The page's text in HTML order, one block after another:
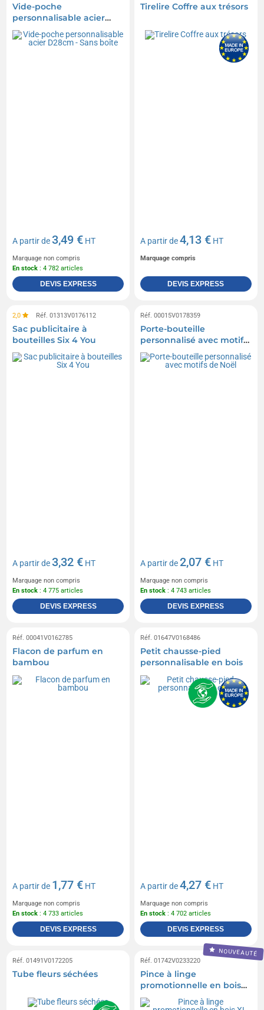
Vide-poche
personnalisable acier
D28cm - Sans boîte
A partir de3,49 € HT
Marquage non compris
En stock : 4 782 articles
DEVIS EXPRESS
Tirelire Coffre aux trésors
A partir de4,13 € HT
Marquage compris
DEVIS EXPRESS
2,0 Réf. 01313V0176112
Sac publicitaire à
bouteilles Six 4 You
A partir de3,32 € HT
Marquage non compris
En stock : 4 775 articles
DEVIS EXPRESS
Réf. 00015V0178359
Porte-bouteille
personnalisé avec motifs
de Noël
A partir de2,07 € HT
Marquage non compris
En stock : 4 743 articles
DEVIS EXPRESS
Réf. 00041V0162785
Flacon de parfum en
bambou
A partir de 1,77 € HT
Marquage non compris
En stock : 4 733 articles
DEVIS EXPRESS
Réf. 01647V0168486
Petit chausse-pied
personnalisable en bois
A partir de4,27 € HT
Marquage non compris
En stock : 4 702 articles
DEVIS EXPRESS
Réf. 01491V0172205
Tube fleurs séchées
NOUVEAUTÉ
Réf. 01742V0233220
Pince à linge
promotionnelle en bois
XL, FSC 100%, 1 pièce